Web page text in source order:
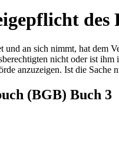
des
und an sich nimmt, hat dem
nicht oder ist
anzuzeigen. Ist die Sache
(BGB) Buch 3